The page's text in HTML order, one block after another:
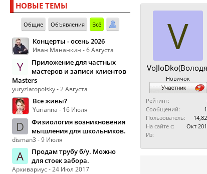
НОВЫЕ ТЕМЫ
Общие Объявления Всё
Концерты - осень 2026
Иван Мананкин - 6 Августа
Y
Приложение для частных
мастеров и записи клиентов
Masters
yuryzlatopolsky - 2 Августа
Все живы?
Yurianna - 16 Июля
D
Физиология возникновения
мышления для школьников.
disman3 - 9 Июля
А
Продам трубу б/у. Можно
для стоек забора.
Архивариус - 24 Июл 2017
V
Новичок
Рейтинг:
Сообщений:
Пользователь:
На сайте с:
Окт
Из: